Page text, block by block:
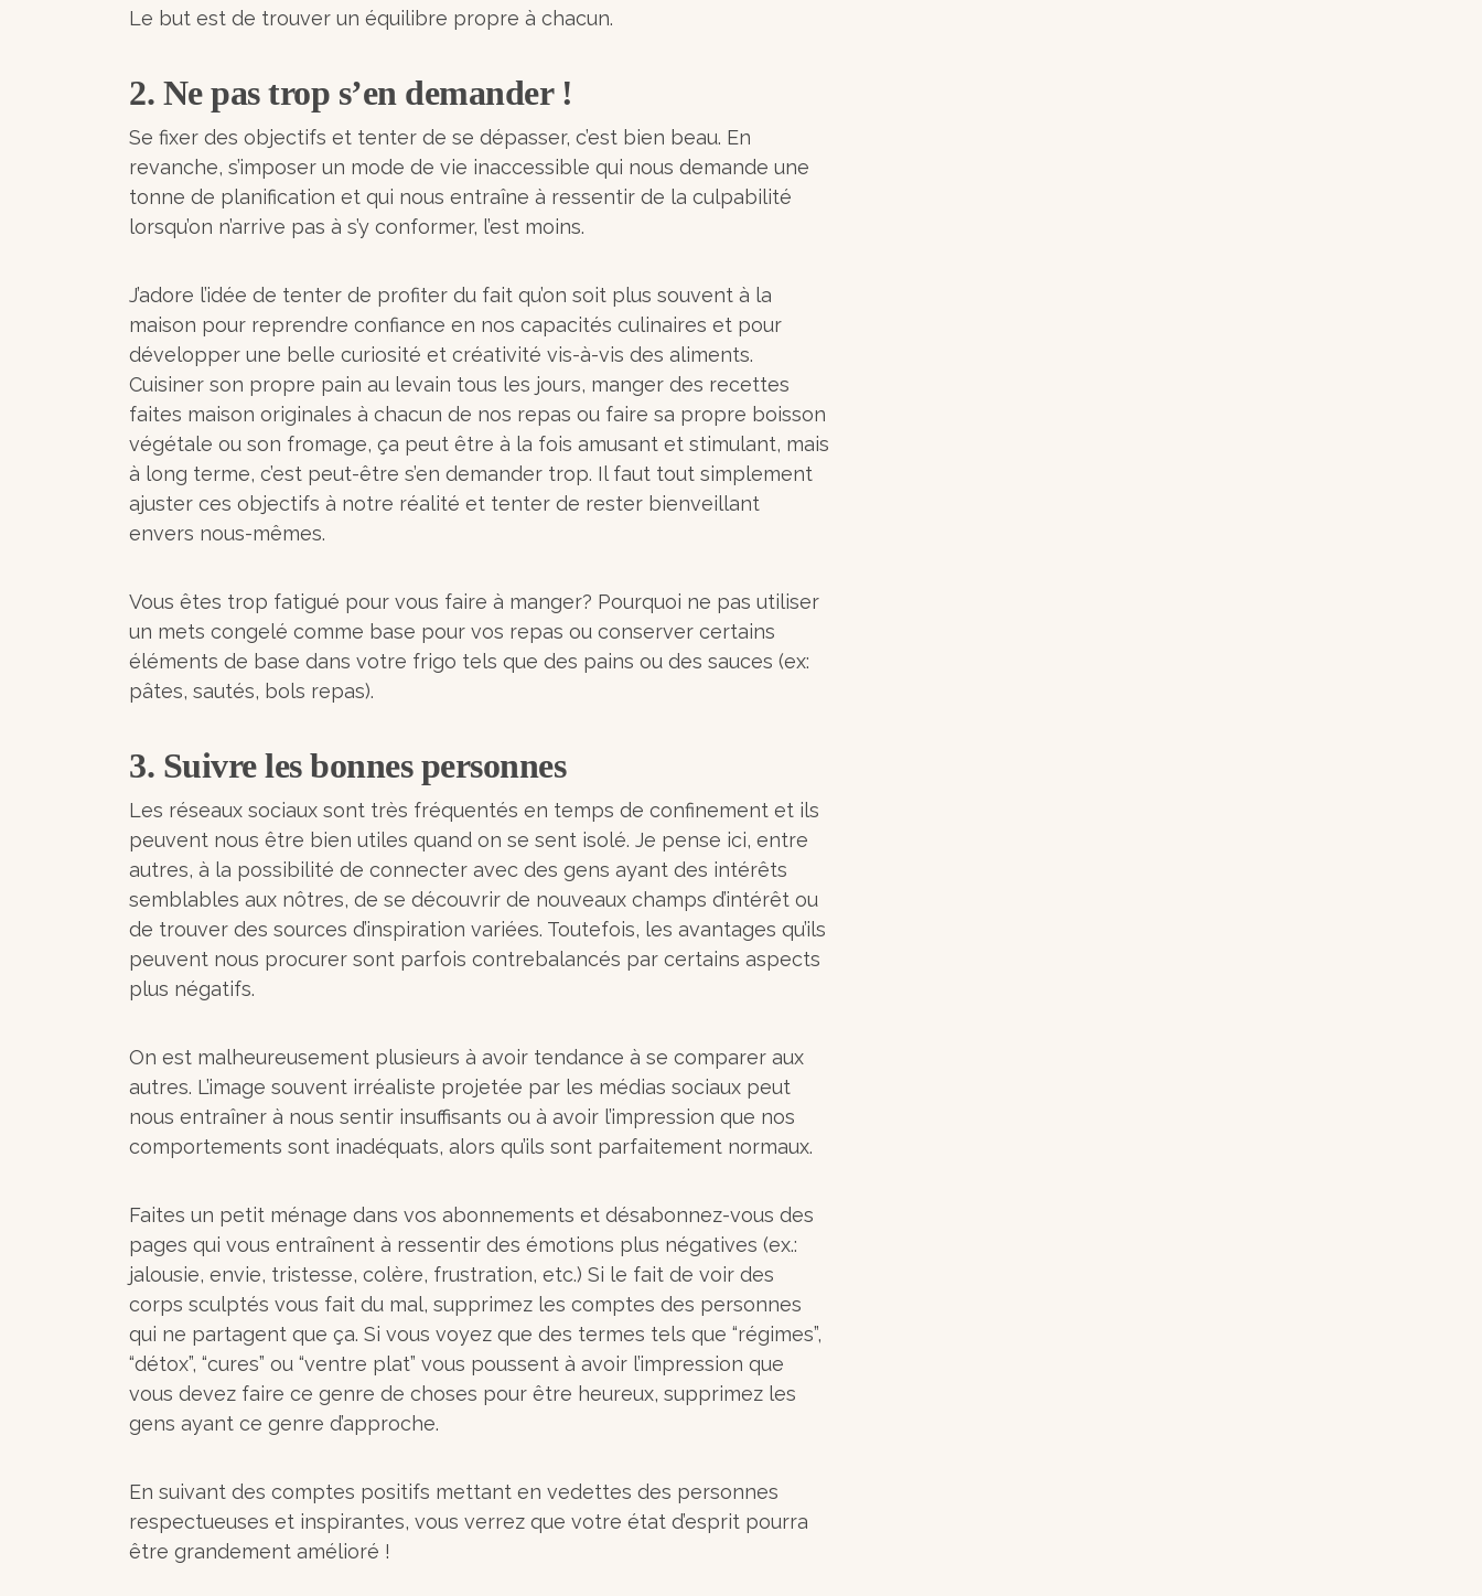
Le but est de trouver un équilibre propre à chacun.
2. Ne pas trop s’en demander !
Se fixer des objectifs et tenter de se dépasser, c’est bien beau. En
revanche, s’imposer un mode de vie inaccessible qui nous demande une
tonne de planification et qui nous entraîne à ressentir de la culpabilité
lorsqu’on n’arrive pas à s’y conformer, l’est moins.
J’adore l’idée de tenter de profiter du fait qu’on soit plus souvent à la
maison pour reprendre confiance en nos capacités culinaires et pour
développer une belle curiosité et créativité vis-à-vis des aliments.
Cuisiner son propre pain au levain tous les jours, manger des recettes
faites maison originales à chacun de nos repas ou faire sa propre boisson
végétale ou son fromage, ça peut être à la fois amusant et stimulant, mais
à long terme, c’est peut-être s’en demander trop. Il faut tout simplement
ajuster ces objectifs à notre réalité et tenter de rester bienveillant
envers nous-mêmes.
Vous êtes trop fatigué pour vous faire à manger? Pourquoi ne pas utiliser
un mets congelé comme base pour vos repas ou conserver certains
éléments de base dans votre frigo tels que des pains ou des sauces (ex:
pâtes, sautés, bols repas).
3. Suivre les bonnes personnes
Les réseaux sociaux sont très fréquentés en temps de confinement et ils
peuvent nous être bien utiles quand on se sent isolé. Je pense ici, entre
autres, à la possibilité de connecter avec des gens ayant des intérêts
semblables aux nôtres, de se découvrir de nouveaux champs d’intérêt ou
de trouver des sources d’inspiration variées. Toutefois, les avantages qu’ils
peuvent nous procurer sont parfois contrebalancés par certains aspects
plus négatifs.
On est malheureusement plusieurs à avoir tendance à se comparer aux
autres. L’image souvent irréaliste projetée par les médias sociaux peut
nous entraîner à nous sentir insuffisants ou à avoir l’impression que nos
comportements sont inadéquats, alors qu’ils sont parfaitement normaux.
Faites un petit ménage dans vos abonnements et désabonnez-vous des
pages qui vous entraînent à ressentir des émotions plus négatives (ex.:
jalousie, envie, tristesse, colère, frustration, etc.) Si le fait de voir des
corps sculptés vous fait du mal, supprimez les comptes des personnes
qui ne partagent que ça. Si vous voyez que des termes tels que “régimes”,
“détox”, “cures” ou “ventre plat” vous poussent à avoir l’impression que
vous devez faire ce genre de choses pour être heureux, supprimez les
gens ayant ce genre d’approche.
En suivant des comptes positifs mettant en vedettes des personnes
respectueuses et inspirantes, vous verrez que votre état d’esprit pourra
être grandement amélioré !